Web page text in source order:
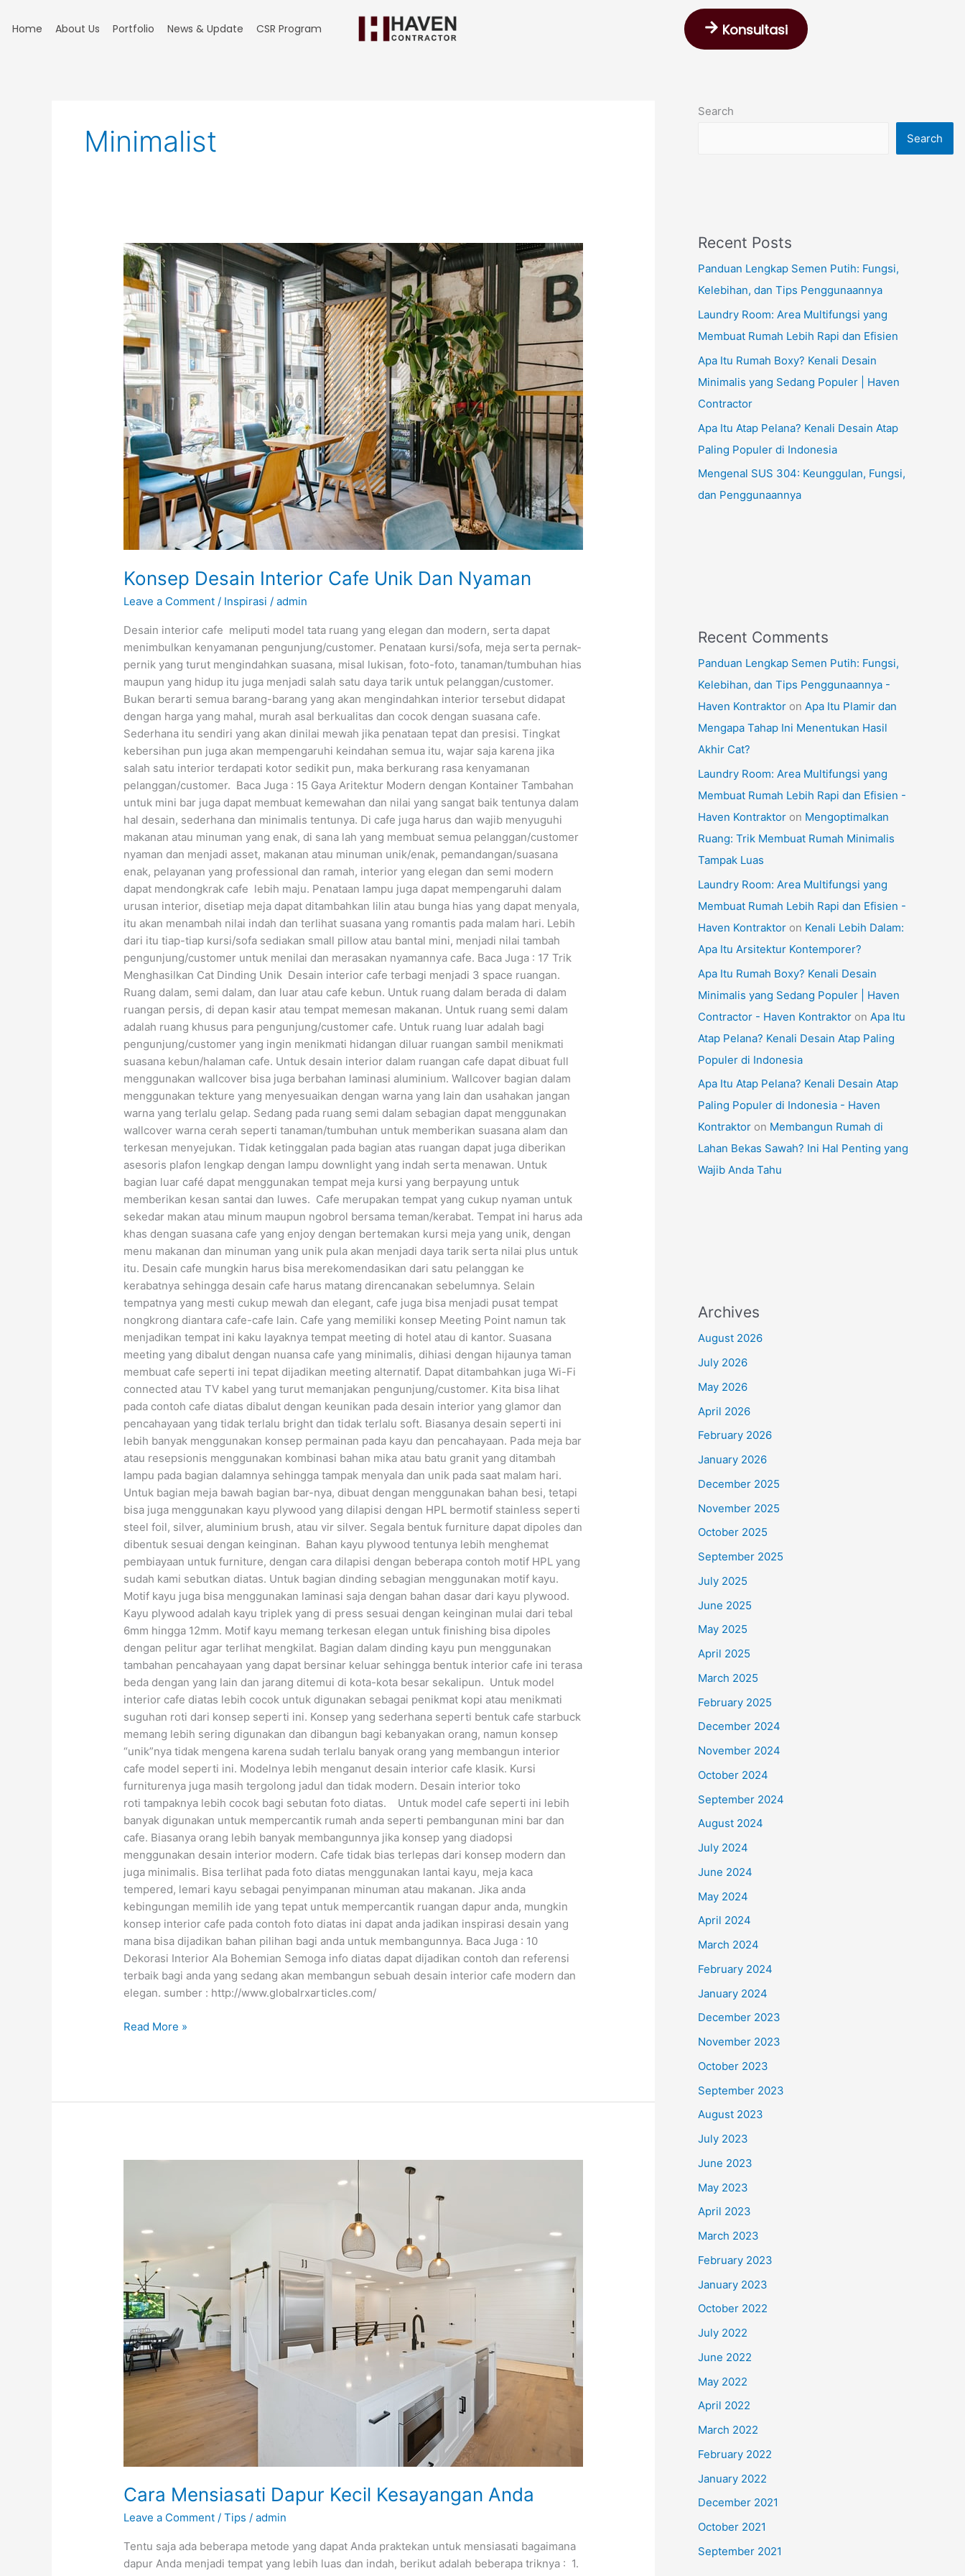
Home About Us Portfolio News & Update CSR Program Konsultasi
Minimalist
Konsep Desain Interior Cafe Unik Dan Nyaman
Leave a Comment / Inspirasi /admin
Desain interior cafe meliputi model tata ruang yang elegan dan modern, serta dapat
menimbulkan kenyamanan pengunjung/customer. Penataan kursi/sofa, meja serta pernak-
pernik yang turut mengindahkan suasana, misal lukisan, foto-foto, tanaman/tumbuhan hias
maupun yang hidup itu juga menjadi salah satu daya tarik untuk pelanggan/customer.
Bukan berarti semua barang-barang yang akan mengindahkan interior tersebut didapat
dengan harga yang mahal, murah asal berkualitas dan cocok dengan suasana cafe.
Sederhana itu sendiri yang akan dinilai mewah jika penataan tepat dan presisi. Tingkat
kebersihan pun juga akan mempengaruhi keindahan semua itu, wajar saja karena jika
salah satu interior terdapati kotor sedikit pun, maka berkurang rasa kenyamanan
pelanggan/customer. Baca Juga : 15 Gaya Aritektur Modern dengan Kontainer Tambahan
untuk mini bar juga dapat membuat kemewahan dan nilai yang sangat baik tentunya dalam
hal desain, sederhana dan minimalis tentunya. Di cafe juga harus dan wajib menyuguhi
makanan atau minuman yang enak, di sana lah yang membuat semua pelanggan/customer
nyaman dan menjadi asset, makanan atau minuman unik/enak, pemandangan/suasana
enak, pelayanan yang professional dan ramah, interior yang elegan dan semi modern
dapat mendongkrak cafe lebih maju. Penataan lampu juga dapat mempengaruhi dalam
urusan interior, disetiap meja dapat ditambahkan lilin atau bunga hias yang dapat menyala,
itu akan menambah nilai indah dan terlihat suasana yang romantis pada malam hari. Lebih
dari itu tiap-tiap kursi/sofa sediakan small pillow atau bantal mini, menjadi nilai tambah
pengunjung/customer untuk menilai dan merasakan nyamannya cafe. Baca Juga : 17 Trik
Menghasilkan Cat Dinding Unik Desain interior cafe terbagi menjadi 3 space ruangan.
Ruang dalam, semi dalam, dan luar atau cafe kebun. Untuk ruang dalam berada di dalam
ruangan persis, di depan kasir atau tempat memesan makanan. Untuk ruang semi dalam
adalah ruang khusus para pengunjung/customer cafe. Untuk ruang luar adalah bagi
pengunjung/customer yang ingin menikmati hidangan diluar ruangan sambil menikmati
suasana kebun/halaman cafe. Untuk desain interior dalam ruangan cafe dapat dibuat full
menggunakan wallcover bisa juga berbahan laminasi aluminium. Wallcover bagian dalam
menggunakan tekture yang menyesuaikan dengan warna yang lain dan usahakan jangan
warna yang terlalu gelap. Sedang pada ruang semi dalam sebagian dapat menggunakan
wallcover warna cerah seperti tanaman/tumbuhan untuk memberikan suasana alam dan
terkesan menyejukan. Tidak ketinggalan pada bagian atas ruangan dapat juga diberikan
asesoris plafon lengkap dengan lampu downlight yang indah serta menawan. Untuk
bagian luar café dapat menggunakan tempat meja kursi yang berpayung untuk
memberikan kesan santai dan luwes. Cafe merupakan tempat yang cukup nyaman untuk
sekedar makan atau minum maupun ngobrol bersama teman/kerabat. Tempat ini harus ada
khas dengan suasana cafe yang enjoy dengan bertemakan kursi meja yang unik, dengan
menu makanan dan minuman yang unik pula akan menjadi daya tarik serta nilai plus untuk
itu. Desain cafe mungkin harus bisa merekomendasikan dari satu pelanggan ke
kerabatnya sehingga desain cafe harus matang direncanakan sebelumnya. Selain
tempatnya yang mesti cukup mewah dan elegant, cafe juga bisa menjadi pusat tempat
nongkrong diantara cafe-cafe lain. Cafe yang memiliki konsep Meeting Point namun tak
menjadikan tempat ini kaku layaknya tempat meeting di hotel atau di kantor. Suasana
meeting yang dibalut dengan nuansa cafe yang minimalis, dihiasi dengan hijaunya taman
membuat cafe seperti ini tepat dijadikan meeting alternatif. Dapat ditambahkan juga Wi-Fi
connected atau TV kabel yang turut memanjakan pengunjung/customer. Kita bisa lihat
pada contoh cafe diatas dibalut dengan keunikan pada desain interior yang glamor dan
pencahayaan yang tidak terlalu bright dan tidak terlalu soft. Biasanya desain seperti ini
lebih banyak menggunakan konsep permainan pada kayu dan pencahayaan. Pada meja bar
atau resepsionis menggunakan kombinasi bahan mika atau batu granit yang ditambah
lampu pada bagian dalamnya sehingga tampak menyala dan unik pada saat malam hari.
Untuk bagian meja bawah bagian bar-nya, dibuat dengan menggunakan bahan besi, tetapi
bisa juga menggunakan kayu plywood yang dilapisi dengan HPL bermotif stainless seperti
steel foil, silver, aluminium brush, atau vir silver. Segala bentuk furniture dapat dipoles dan
dibentuk sesuai dengan keinginan. Bahan kayu plywood tentunya lebih menghemat
pembiayaan untuk furniture, dengan cara dilapisi dengan beberapa contoh motif HPL yang
sudah kami sebutkan diatas. Untuk bagian dinding sebagian menggunakan motif kayu.
Motif kayu juga bisa menggunakan laminasi saja dengan bahan dasar dari kayu plywood.
Kayu plywood adalah kayu triplek yang di press sesuai dengan keinginan mulai dari tebal
6mm hingga 12mm. Motif kayu memang terkesan elegan untuk finishing bisa dipoles
dengan pelitur agar terlihat mengkilat. Bagian dalam dinding kayu pun menggunakan
tambahan pencahayaan yang dapat bersinar keluar sehingga bentuk interior cafe ini terasa
beda dengan yang lain dan jarang ditemui di kota-kota besar sekalipun. Untuk model
interior cafe diatas lebih cocok untuk digunakan sebagai penikmat kopi atau menikmati
suguhan roti dari konsep seperti ini. Konsep yang sederhana seperti bentuk cafe starbuck
memang lebih sering digunakan dan dibangun bagi kebanyakan orang, namun konsep
“unik”nya tidak mengena karena sudah terlalu banyak orang yang membangun interior
cafe model seperti ini. Modelnya lebih menganut desain interior cafe klasik. Kursi
furniturenya juga masih tergolong jadul dan tidak modern. Desain interior toko
roti tampaknya lebih cocok bagi sebutan foto diatas. Untuk model cafe seperti ini lebih
banyak digunakan untuk mempercantik rumah anda seperti pembangunan mini bar dan
cafe. Biasanya orang lebih banyak membangunnya jika konsep yang diadopsi
menggunakan desain interior modern. Cafe tidak bias terlepas dari konsep modern dan
juga minimalis. Bisa terlihat pada foto diatas menggunakan lantai kayu, meja kaca
tempered, lemari kayu sebagai penyimpanan minuman atau makanan. Jika anda
kebingungan memilih ide yang tepat untuk mempercantik ruangan dapur anda, mungkin
konsep interior cafe pada contoh foto diatas ini dapat anda jadikan inspirasi desain yang
mana bisa dijadikan bahan pilihan bagi anda untuk membangunnya. Baca Juga : 10
Dekorasi Interior Ala Bohemian Semoga info diatas dapat dijadikan contoh dan referensi
terbaik bagi anda yang sedang akan membangun sebuah desain interior cafe modern dan
elegan. sumber : http://www.globalrxarticles.com/
Konsep
Desain
Interior
Cafe
Unik
Dan
Nyaman
Read More »
Cara Mensiasati Dapur Kecil Kesayangan Anda
Leave a Comment /Tips /admin
Tentu saja ada beberapa metode yang dapat Anda praktekan untuk mensiasati bagaimana
dapur Anda menjadi tempat yang lebih luas dan indah, berikut adalah beberapa triknya : 1.
Kesayangan
Search
Search
Recent Posts
Panduan Lengkap Semen Putih: Fungsi,
Kelebihan, dan Tips Penggunaannya
Laundry Room: Area Multifungsi yang
Membuat Rumah Lebih Rapi dan Efisien
Apa Itu Rumah Boxy? Kenali Desain
Minimalis yang Sedang Populer | Haven
Contractor
Apa Itu Atap Pelana? Kenali Desain Atap
Paling Populer di Indonesia
Mengenal SUS 304: Keunggulan, Fungsi,
dan Penggunaannya
Recent Comments
Panduan Lengkap Semen Putih: Fungsi,
Kelebihan, dan Tips Penggunaannya -
Haven Kontraktor on Apa Itu Plamir dan
Mengapa Tahap Ini Menentukan Hasil
Akhir Cat?
Laundry Room: Area Multifungsi yang
Membuat Rumah Lebih Rapi dan Efisien -
Haven Kontraktor on Mengoptimalkan
Ruang: Trik Membuat Rumah Minimalis
Tampak Luas
Laundry Room: Area Multifungsi yang
Membuat Rumah Lebih Rapi dan Efisien -
Haven Kontraktor on Kenali Lebih Dalam:
Apa Itu Arsitektur Kontemporer?
Apa Itu Rumah Boxy? Kenali Desain
Minimalis yang Sedang Populer | Haven
Contractor - Haven Kontraktor on Apa Itu
Atap Pelana? Kenali Desain Atap Paling
Populer di Indonesia
Apa Itu Atap Pelana? Kenali Desain Atap
Paling Populer di Indonesia - Haven
Kontraktor on Membangun Rumah di
Lahan Bekas Sawah? Ini Hal Penting yang
Wajib Anda Tahu
Archives
August 2026
July 2026
May 2026
April 2026
February 2026
January 2026
December 2025
November 2025
October 2025
September 2025
July 2025
June 2025
May 2025
April 2025
March 2025
February 2025
December 2024
November 2024
October 2024
September 2024
August 2024
July 2024
June 2024
May 2024
April 2024
March 2024
February 2024
January 2024
December 2023
November 2023
October 2023
September 2023
August 2023
July 2023
June 2023
May 2023
April 2023
March 2023
February 2023
January 2023
October 2022
July 2022
June 2022
May 2022
April 2022
March 2022
February 2022
January 2022
December 2021
October 2021
September 2021